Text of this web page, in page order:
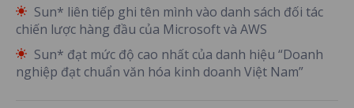
Sun* liên tiếp ghi tên mình vào danh sách đối tác
chiến lược hàng đầu của Microsoft và AWS
Sun* đạt mức độ cao nhất của danh hiệu “Doanh
nghiệp đạt chuẩn văn hóa kinh doanh Việt Nam”